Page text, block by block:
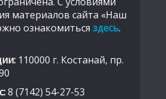
материалов сайта «Наш
ознакомиться здесь.
110000 г. Костанай, пр.
8 (7142) 54-27-53